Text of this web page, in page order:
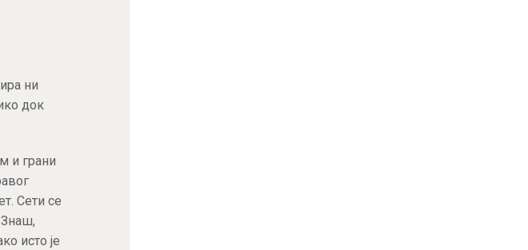
ни
док
и грани
Сети се
Знаш,
исто је
на већ снижене
куповини!
на специјалним акцијама